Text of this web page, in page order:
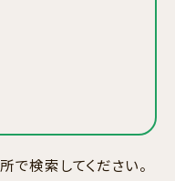
検索してください。